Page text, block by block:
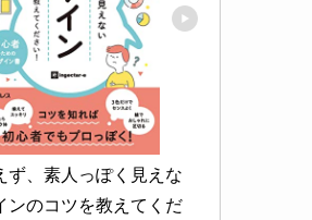
ず、素人っぽく見えな
ンのコツを教えてくだ